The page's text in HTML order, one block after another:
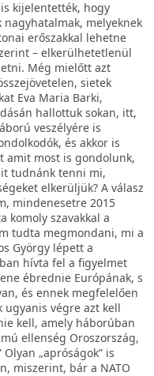
kijelentették, hogy
melyeknek
erőszakkal lehetne
– elkerülhetetlenül
Még mielőtt azt
sietek
Eva Maria Barki,
hallottuk sokan, itt,
veszélyére is
és akkor is
amit most is gondolunk,
tudnánk tenni mi,
elkerüljük? A válasz
mindenesetre 2015
komoly szavakkal a
tudta megmondani, mi a
György lépett a
hívta fel a figyelmet
ébrednie Európának, s
és ennek megfelelően
ugyanis végre azt kell
kell, amely háborúban
ellenség Oroszország,
„apróságok” is
miszerint, bár a NATO